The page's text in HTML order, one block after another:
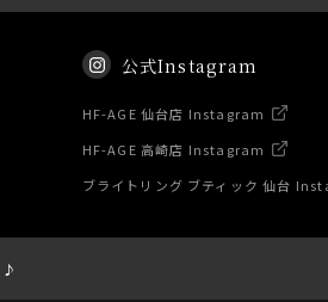
公式Instagram
HF-AGE 仙台店 Instagram
HF-AGE 高崎店 Instagram
ブライトリング ブティック 仙台
♪